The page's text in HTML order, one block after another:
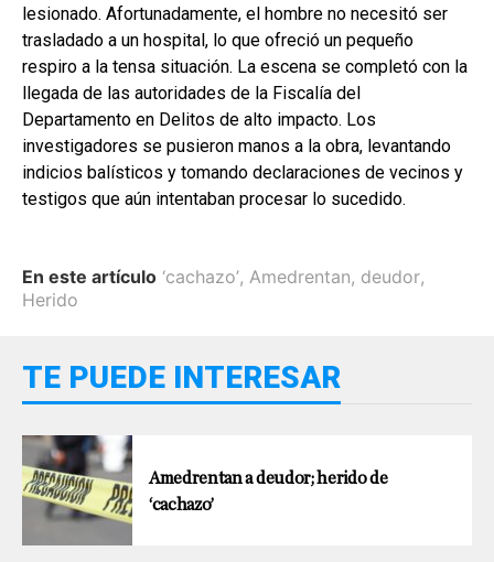
lesionado. Afortunadamente, el hombre no necesitó ser
trasladado a un hospital, lo que ofreció un pequeño
respiro a la tensa situación. La escena se completó con la
llegada de las autoridades de la Fiscalía del
Departamento en Delitos de alto impacto. Los
investigadores se pusieron manos a la obra, levantando
indicios balísticos y tomando declaraciones de vecinos y
testigos que aún intentaban procesar lo sucedido.
En este artículo ‘cachazo’, Amedrentan, deudor,
Herido
TE PUEDE INTERESAR
Amedrentan a deudor; herido de
‘cachazo’